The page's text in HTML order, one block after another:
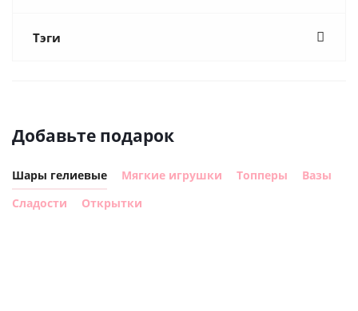
Тэги
Добавьте подарок
Шары гелиевые Мягкие игрушки Топперы
Вазы
Сладости
Открытки